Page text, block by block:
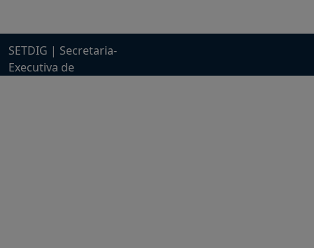
SETDIG | Secretaria-
Executiva de